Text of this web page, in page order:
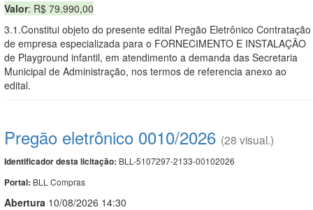
Valor: R$ 79.990,00
3.1.Constitui objeto do presente edital Pregão Eletrônico Contratação
de empresa especializada para o FORNECIMENTO E INSTALAÇÃO
de Playground infantil, em atendimento a demanda das Secretaria
Municipal de Administração, nos termos de referencia anexo ao
edital.
Pregão eletrônico 0010/2026 (28 visual.)
Identificador desta licitação: BLL-5107297-2133-00102026
Portal: BLL Compras
Abertura 10/08/2026 14:30